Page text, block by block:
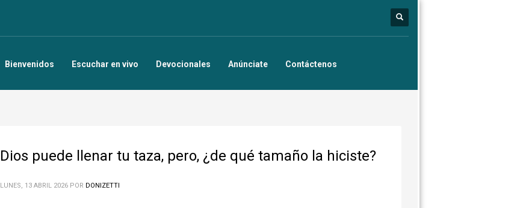
Bienvenidos Escuchar en vivo Devocionales Anúnciate Contáctenos
Dios puede llenar tu taza, pero, ¿de qué tamaño la hiciste?
LUNES, 13 ABRIL 2026 POR DONIZETTI